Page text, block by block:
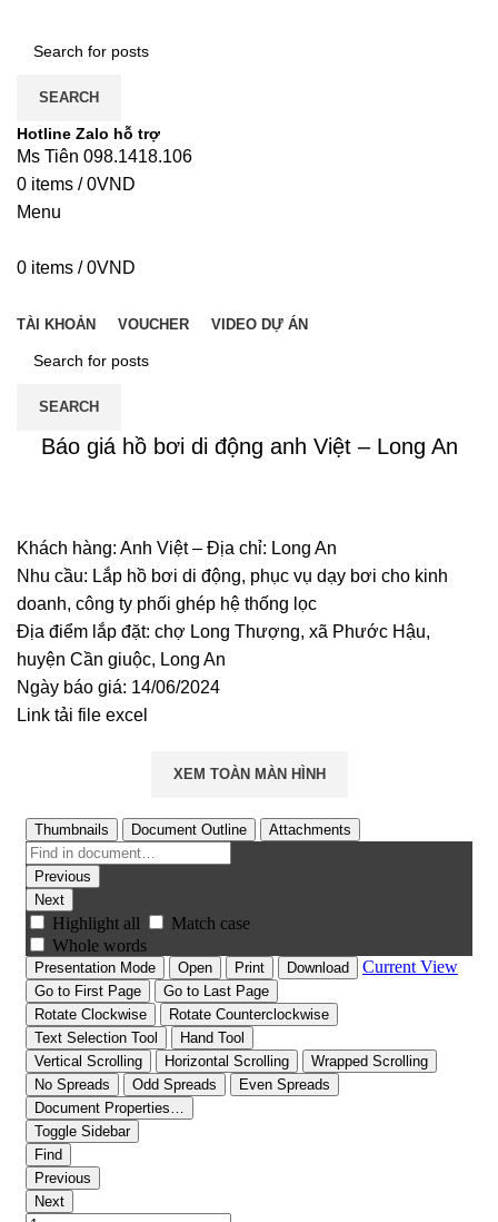
SEARCH
Hotline Zalo hỗ trợ
Ms Tiên 098.1418.106
0 items / 0VND
Menu
0 items / 0VND
TÀI KHOẢN VOUCHER VIDEO DỰ ÁN
SEARCH
Báo giá hồ bơi di động anh Việt – Long An
Khách hàng: Anh Việt – Địa chỉ: Long An
Nhu cầu: Lắp hồ bơi di động, phục vụ dạy bơi cho kinh
doanh, công ty phối ghép hệ thống lọc
Địa điểm lắp đặt: chợ Long Thượng, xã Phước Hậu,
huyện Cần giuộc, Long An
Ngày báo giá: 14/06/2024
Link tải file excel
XEM TOÀN MÀN HÌNH